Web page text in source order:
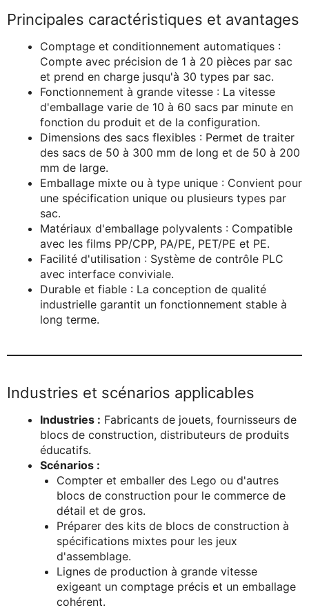
Principales caractéristiques et avantages
Comptage et conditionnement automatiques :
Compte avec précision de 1 à 20 pièces par sac
et prend en charge jusqu'à 30 types par sac.
Fonctionnement à grande vitesse : La vitesse
d'emballage varie de 10 à 60 sacs par minute en
fonction du produit et de la configuration.
Dimensions des sacs flexibles : Permet de traiter
des sacs de 50 à 300 mm de long et de 50 à 200
mm de large.
Emballage mixte ou à type unique : Convient pour
une spécification unique ou plusieurs types par
sac.
Matériaux d'emballage polyvalents : Compatible
avec les films PP/CPP, PA/PE, PET/PE et PE.
Facilité d'utilisation : Système de contrôle PLC
avec interface conviviale.
Durable et fiable : La conception de qualité
industrielle garantit un fonctionnement stable à
long terme.
Industries et scénarios applicables
Industries : Fabricants de jouets, fournisseurs de
blocs de construction, distributeurs de produits
éducatifs.
Scénarios :
Compter et emballer des Lego ou d'autres
blocs de construction pour le commerce de
détail et de gros.
Préparer des kits de blocs de construction à
spécifications mixtes pour les jeux
d'assemblage.
Lignes de production à grande vitesse
exigeant un comptage précis et un emballage
cohérent.